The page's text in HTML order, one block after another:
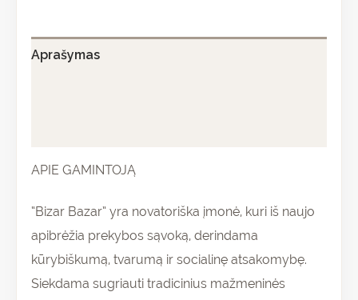
Aprašymas
APIE GAMINTOJĄ
“Bizar Bazar” yra novatoriška įmonė, kuri iš naujo
apibrėžia prekybos sąvoką, derindama
kūrybiškumą, tvarumą ir socialinę atsakomybę.
Siekdama sugriauti tradicinius mažmeninės